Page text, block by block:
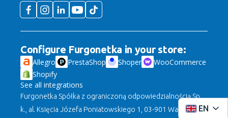
EN
Configure Furgonetka in your store:
Allegro PrestaShop Shoper
WooCommerce
Shopify
See all integrations
Furgonetka Spółka z ograniczoną odpowiedzialnością Sp.
k., al. Księcia Józefa Poniatowskiego 1, 03-901 Warszawa,